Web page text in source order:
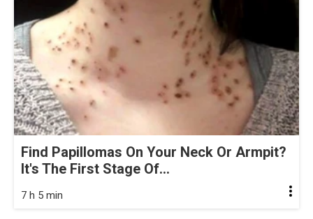
Find Papillomas On Your Neck Or Armpit?
It's The First Stage Of...
7 h 5 min